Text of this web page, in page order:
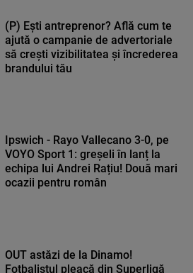
(P) Ești antreprenor? Află cum te
ajută o campanie de advertoriale
să crești vizibilitatea și încrederea
brandului tău
Ipswich - Rayo Vallecano 3-0, pe
VOYO Sport 1: greșeli în lanț la
echipa lui Andrei Rațiu! Două mari
ocazii pentru român
OUT astăzi de la Dinamo!
Fotbalistul pleacă din Superligă